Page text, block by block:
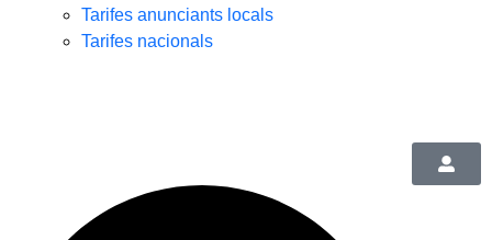
Tarifes anunciants locals
Tarifes nacionals